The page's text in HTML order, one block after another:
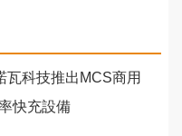
瓦科技推出MCS商用
快充設備